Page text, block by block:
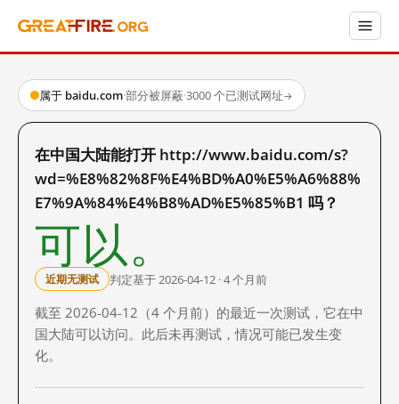
属于 baidu.com·部分被屏蔽·3000 个已测试网址→
在中国大陆能打开 http://www.baidu.com/s?
wd=%E8%82%8F%E4%BD%A0%E5%A6%88%
E7%9A%84%E4%B8%AD%E5%85%B1 吗？
可以。
近期无测试 判定基于 2026-04-12 · 4 个月前
截至 2026-04-12（4 个月前）的最近一次测试，它在中
国大陆可以访问。此后未再测试，情况可能已发生变
化。